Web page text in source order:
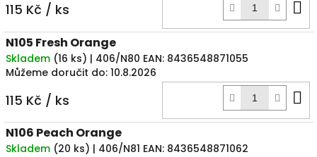
115 Kč / ks
N105 Fresh Orange
Skladem (16 ks) | 406/N80 EAN: 8436548871055
Můžeme doručit do: 10.8.2026
115 Kč / ks
N106 Peach Orange
Skladem (20 ks) | 406/N81 EAN: 8436548871062